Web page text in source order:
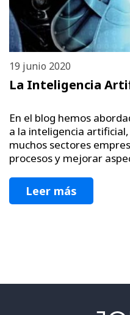
19 junio 2020
La Inteligencia
En el blog hemos
a la inteligencia
muchos sectores
procesos y mejorar
Leer más